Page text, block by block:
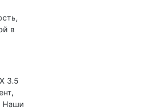
в
3.5
Наши